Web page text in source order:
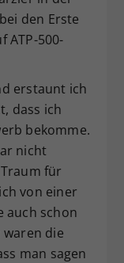
den Erste
ATP-500-
erstaunt ich
dass ich
bekomme.
nicht
für
von einer
auch schon
waren die
man sagen